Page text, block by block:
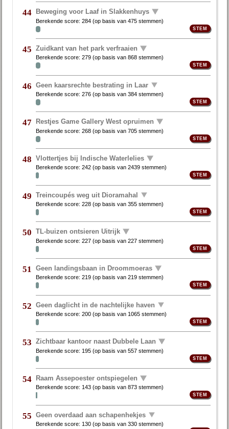
44 Beweging voor Laaf in Slakkenhuys
Berekende score:284 (op basis van475 stemmen)
45 Zuidkant van het park verfraaien
Berekende score:279 (op basis van868 stemmen)
46 Geen kaarsrechte bestrating in Laar
Berekende score:276 (op basis van384 stemmen)
47 Restjes Game Gallery West opruimen
Berekende score:268 (op basis van705 stemmen)
48 Vlottertjes bij Indische Waterlelies
Berekende score:242 (op basis van2439 stemmen)
49 Treincoupés weg uit Dioramahal
Berekende score:228 (op basis van355 stemmen)
50 TL-buizen ontsieren Uitrijk
Berekende score:227 (op basis van227 stemmen)
51 Geen landingsbaan in Droommoeras
Berekende score:219 (op basis van219 stemmen)
52 Geen daglicht in de nachtelijke haven
Berekende score:200 (op basis van 1065 stemmen)
53 Zichtbaar kantoor naast Dubbele Laan
Berekende score: 195 (op basis van557 stemmen)
54 Raam Assepoester ontspiegelen
Berekende score: 143 (op basis van873 stemmen)
55 Geen overdaad aan schapenhekjes
Berekende score: 130 (op basis van330 stemmen)